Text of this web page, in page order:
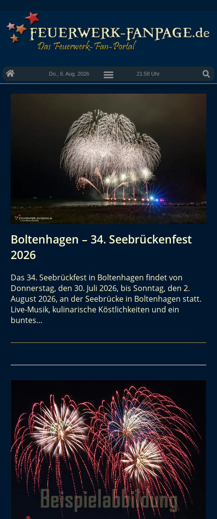
Do., 6. Aug. 2026 21:58 Uhr
Boltenhagen – 34. Seebrückenfest
2026
Das 34. Seebrückfest in Boltenhagen findet von
Donnerstag, den 30. Juli 2026, bis Sonntag, den 2.
August 2026, an der Seebrücke in Boltenhagen statt.
Live-Musik, kulinarische Köstlichkeiten und ein
buntes…